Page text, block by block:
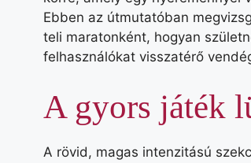
Ebben az útmutatóban
teli maratonként, hogyan
felhasználókat visszatérő
A gyors játék
A rövid, magas intenzitású